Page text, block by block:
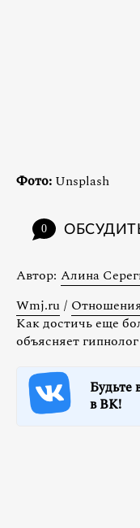
Фото: Unsplash
0
Автор: Алина
Wmj.ru /
Как достичь еще
объясняет гипнолог
Будьте
в ВК!